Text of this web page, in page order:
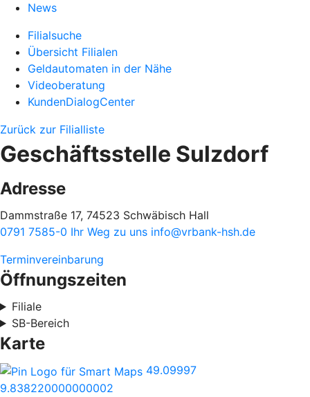
News
Filialsuche
Übersicht Filialen
Geldautomaten in der Nähe
Videoberatung
KundenDialogCenter
Zurück zur Filialliste
Geschäftsstelle Sulzdorf
Adresse
Dammstraße 17, 74523 Schwäbisch Hall
0791 7585-0 Ihr Weg zu uns info@vrbank-hsh.de
Terminvereinbarung
Öffnungszeiten
Filiale
SB-Bereich
Karte
49.09997
9.838220000000002